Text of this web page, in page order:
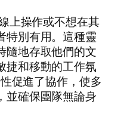
上操作或不想在其
特別有用。這種靈
隨地存取他們的文
捷和移動的工作氛
促進了協作，使多
並確保團隊無論身